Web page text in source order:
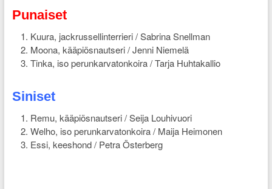
Punaiset
Kuura, jackrussellinterrieri / Sabrina Snellman
Moona, kääpiösnautseri / Jenni Niemelä
Tinka, iso perunkarvatonkoira / Tarja Huhtakallio
Siniset
Remu, kääpiösnautseri / Seija Louhivuori
Welho, iso perunkarvatonkoira / Maija Heimonen
Essi, keeshond / Petra Österberg